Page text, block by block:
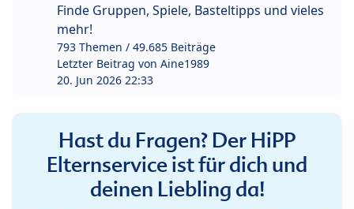
Finde Gruppen, Spiele, Basteltipps und vieles
mehr!
793 Themen / 49.685 Beiträge
Letzter Beitrag von Aine1989
20. Jun 2026 22:33
Hast du Fragen? Der HiPP
Elternservice ist für dich und
deinen Liebling da!